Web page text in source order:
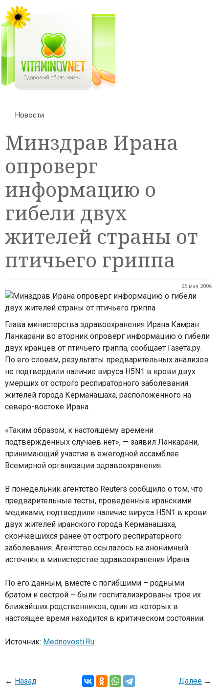
Новости
Минздрав Ирана
опроверг
информацию о
гибели двух
жителей страны от
птичьего гриппа
25 мая 2006
Глава министерства здравоохранения Ирана Камран
Ланкарани во вторник опроверг информацию о гибели
двух иранцев от птичьего гриппа, сообщает Газета.ру.
По его словам, результаты предварительных анализов
не подтвердили наличие вируса H5N1 в крови двух
умерших от острого респираторного заболевания
жителей города Керманашаха, расположенного на
северо-востоке Ирана.
«Таким образом, к настоящему времени
подтвержденных случаев нет», — заявил Ланкарани,
принимающий участие в ежегодной ассамблее
Всемирной организации здравоохранения.
В понедельник агентство Reuters сообщило о том, что
предварительные тесты, проведенные иранскими
медиками, подтвердили наличие вируса H5N1 в крови
двух жителей иранского города Керманашаха,
скончавшихся ранее от острого респираторного
заболевания. Агентство ссылалось на анонимный
источник в министерстве здравоохранения Ирана.
По его данным, вместе с погибшими – родными
братом и сестрой – были госпитализированы трое их
ближайших родственников, один из которых в
настоящее время находится в критическом состоянии.
Источник: Mednovosti.Ru
← Назад Далее →